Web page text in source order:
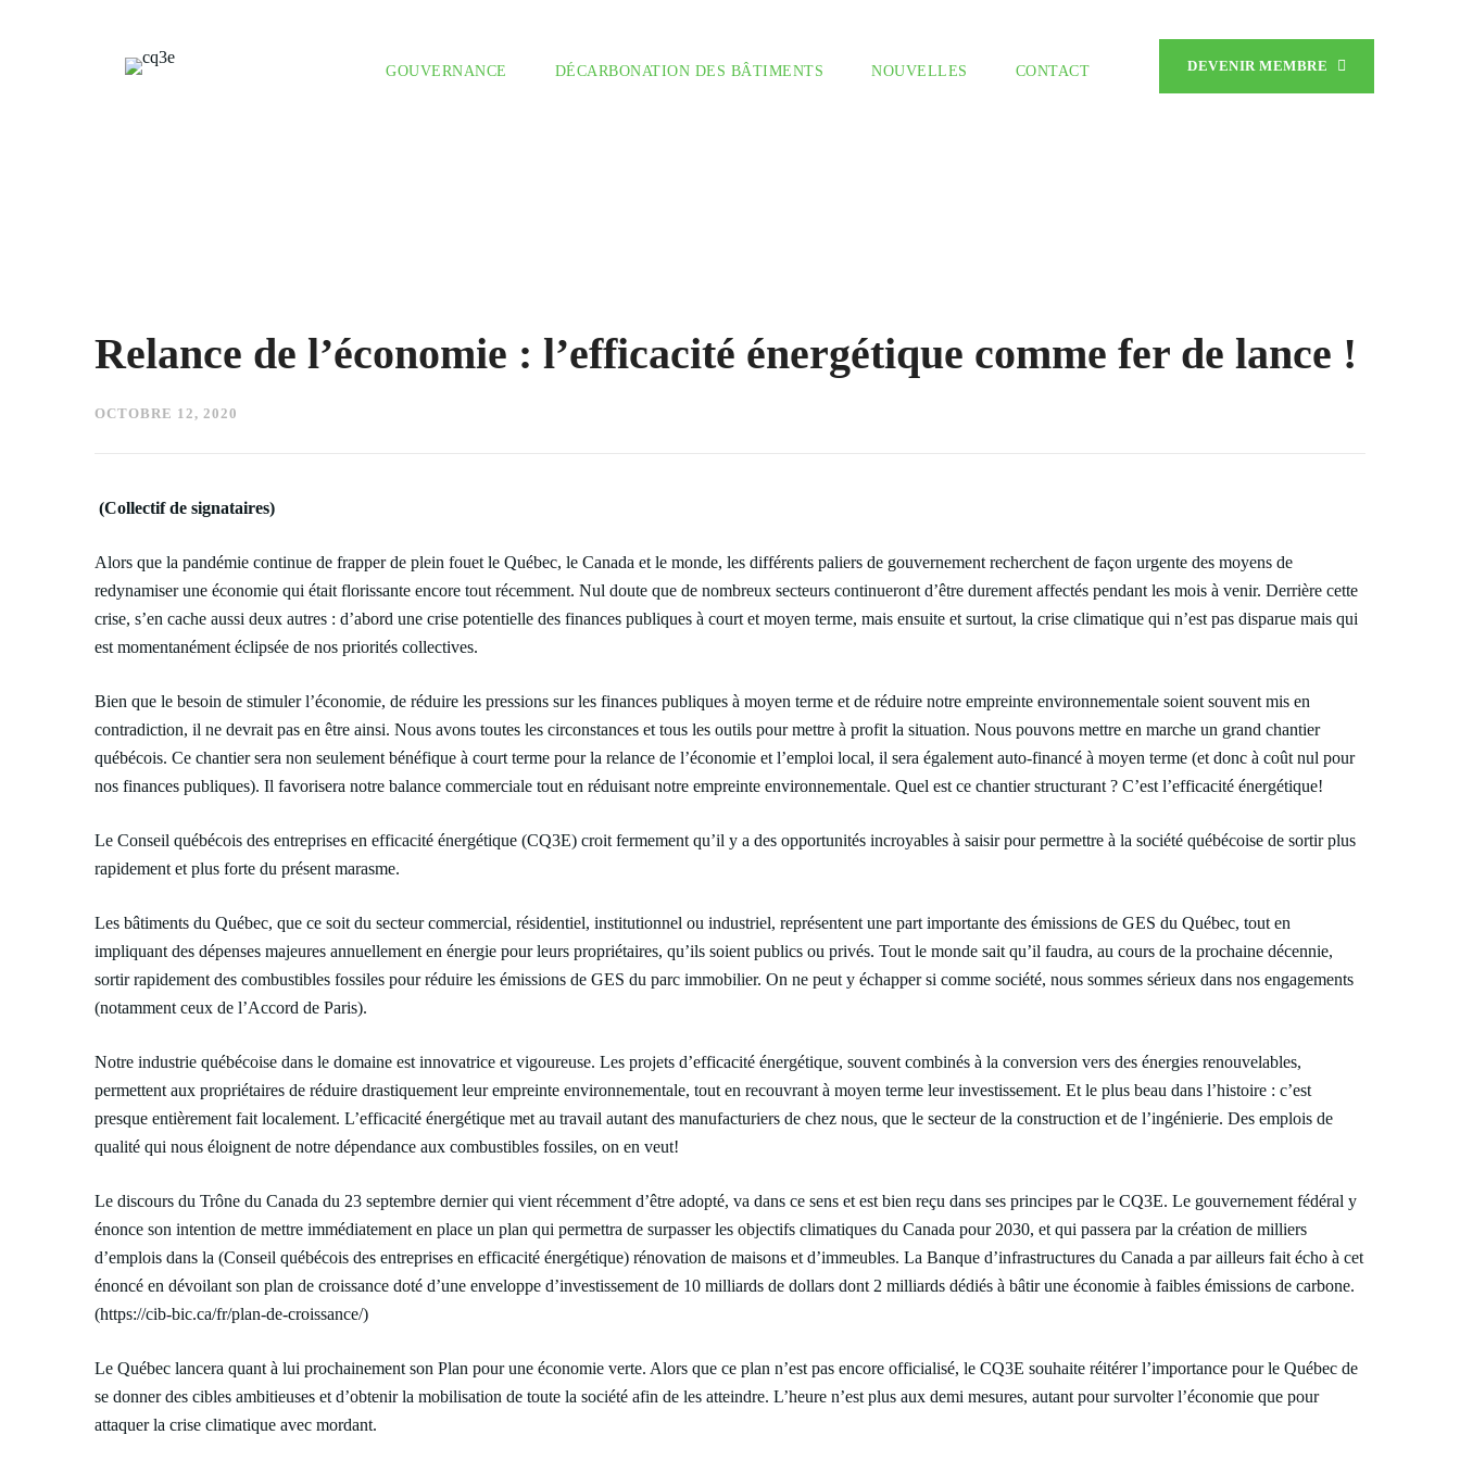
GOUVERNANCE DÉCARBONATION DES BÂTIMENTS NOUVELLES CONTACT DEVENIR MEMBRE
Relance de l’économie : l’efficacité énergétique comme fer de lance !
OCTOBRE 12, 2020
(Collectif de signataires)
Alors que la pandémie continue de frapper de plein fouet le Québec, le Canada et le monde, les différents paliers de gouvernement recherchent de façon urgente des moyens de
redynamiser une économie qui était florissante encore tout récemment. Nul doute que de nombreux secteurs continueront d’être durement affectés pendant les mois à venir. Derrière cette
crise, s’en cache aussi deux autres : d’abord une crise potentielle des finances publiques à court et moyen terme, mais ensuite et surtout, la crise climatique qui n’est pas disparue mais qui
est momentanément éclipsée de nos priorités collectives.
Bien que le besoin de stimuler l’économie, de réduire les pressions sur les finances publiques à moyen terme et de réduire notre empreinte environnementale soient souvent mis en
contradiction, il ne devrait pas en être ainsi. Nous avons toutes les circonstances et tous les outils pour mettre à profit la situation. Nous pouvons mettre en marche un grand chantier
québécois. Ce chantier sera non seulement bénéfique à court terme pour la relance de l’économie et l’emploi local, il sera également auto-financé à moyen terme (et donc à coût nul pour
nos finances publiques). Il favorisera notre balance commerciale tout en réduisant notre empreinte environnementale. Quel est ce chantier structurant ? C’est l’efficacité énergétique!
Le Conseil québécois des entreprises en efficacité énergétique (CQ3E) croit fermement qu’il y a des opportunités incroyables à saisir pour permettre à la société québécoise de sortir plus
rapidement et plus forte du présent marasme.
Les bâtiments du Québec, que ce soit du secteur commercial, résidentiel, institutionnel ou industriel, représentent une part importante des émissions de GES du Québec, tout en
impliquant des dépenses majeures annuellement en énergie pour leurs propriétaires, qu’ils soient publics ou privés. Tout le monde sait qu’il faudra, au cours de la prochaine décennie,
sortir rapidement des combustibles fossiles pour réduire les émissions de GES du parc immobilier. On ne peut y échapper si comme société, nous sommes sérieux dans nos engagements
(notamment ceux de l’Accord de Paris).
Notre industrie québécoise dans le domaine est innovatrice et vigoureuse. Les projets d’efficacité énergétique, souvent combinés à la conversion vers des énergies renouvelables,
permettent aux propriétaires de réduire drastiquement leur empreinte environnementale, tout en recouvrant à moyen terme leur investissement. Et le plus beau dans l’histoire : c’est
presque entièrement fait localement. L’efficacité énergétique met au travail autant des manufacturiers de chez nous, que le secteur de la construction et de l’ingénierie. Des emplois de
qualité qui nous éloignent de notre dépendance aux combustibles fossiles, on en veut!
Le discours du Trône du Canada du 23 septembre dernier qui vient récemment d’être adopté, va dans ce sens et est bien reçu dans ses principes par le CQ3E. Le gouvernement fédéral y
énonce son intention de mettre immédiatement en place un plan qui permettra de surpasser les objectifs climatiques du Canada pour 2030, et qui passera par la création de milliers
d’emplois dans la (Conseil québécois des entreprises en efficacité énergétique) rénovation de maisons et d’immeubles. La Banque d’infrastructures du Canada a par ailleurs fait écho à cet
énoncé en dévoilant son plan de croissance doté d’une enveloppe d’investissement de 10 milliards de dollars dont 2 milliards dédiés à bâtir une économie à faibles émissions de carbone.
(https://cib-bic.ca/fr/plan-de-croissance/)
Le Québec lancera quant à lui prochainement son Plan pour une économie verte. Alors que ce plan n’est pas encore officialisé, le CQ3E souhaite réitérer l’importance pour le Québec de
se donner des cibles ambitieuses et d’obtenir la mobilisation de toute la société afin de les atteindre. L’heure n’est plus aux demi mesures, autant pour survolter l’économie que pour
attaquer la crise climatique avec mordant.